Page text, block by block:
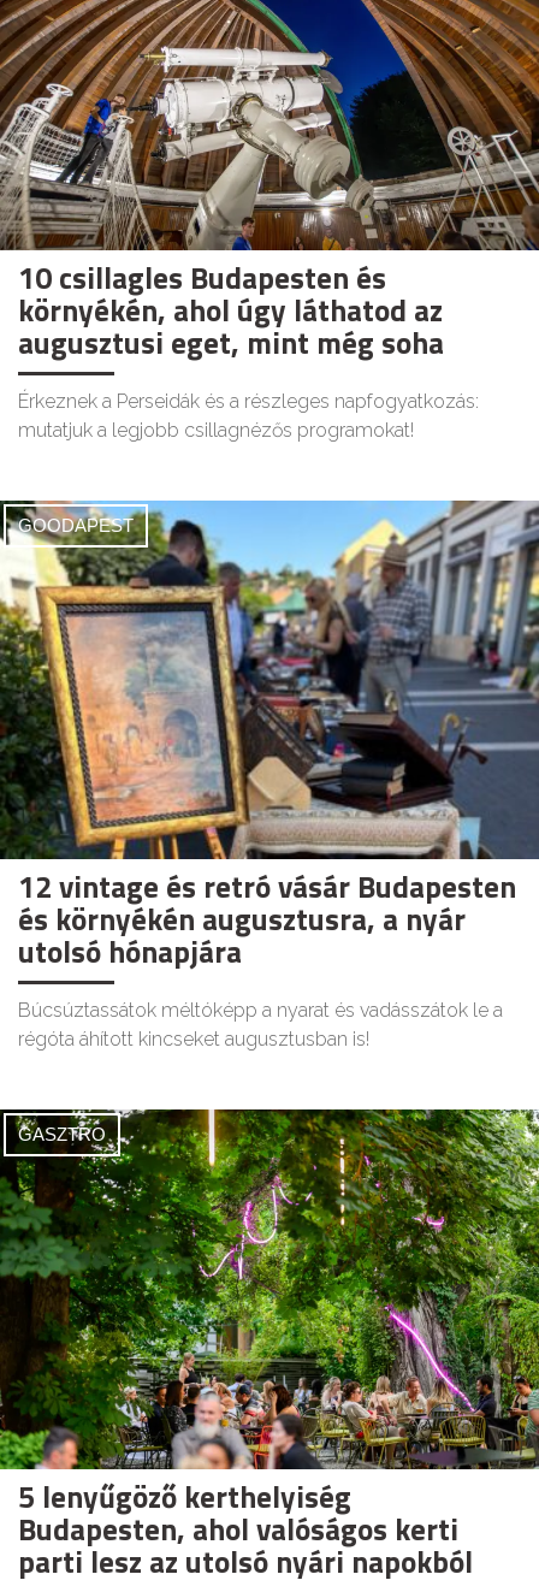
10 csillagles Budapesten és
környékén, ahol úgy láthatod az
augusztusi eget, mint még soha
Érkeznek a Perseidák és a részleges napfogyatkozás:
mutatjuk a legjobb csillagnézős programokat!
GOODAPEST
12 vintage és retró vásár Budapesten
és környékén augusztusra, a nyár
utolsó hónapjára
Búcsúztassátok méltóképp a nyarat és vadásszátok le a
régóta áhított kincseket augusztusban is!
GASZTRO
5 lenyűgöző kerthelyiség
Budapesten, ahol valóságos kerti
parti lesz az utolsó nyári napokból